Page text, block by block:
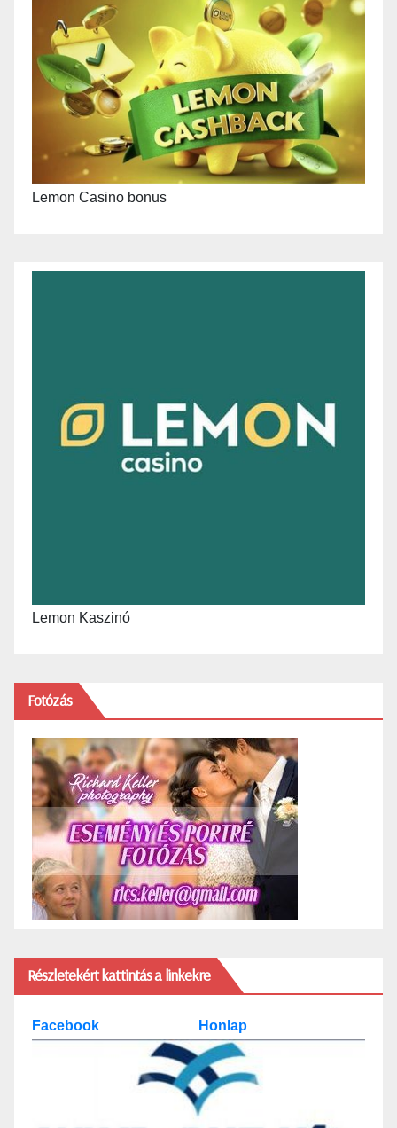
Lemon Casino bonus
Lemon Kaszinó
Fotózás
Részletekért kattintás a linkekre
Facebook Honlap